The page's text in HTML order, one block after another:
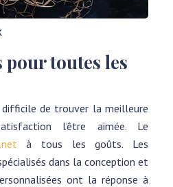
pour toutes les
difficile de trouver la meilleure
l’être aimée. Le
à tous les goûts. Les
dans la conception et
ont la réponse à